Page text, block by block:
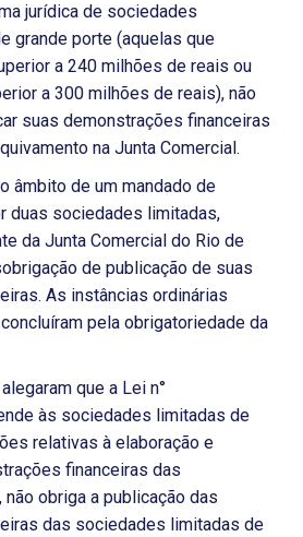
jurídica de sociedades
grande porte (aquelas que
a 240 milhões de reais ou
a 300 milhões de reais), não
suas demonstrações financeiras
na Junta Comercial.
âmbito de um mandado de
duas sociedades limitadas,
da Junta Comercial do Rio de
de publicação de suas
As instâncias ordinárias
pela obrigatoriedade da
que a Lei n°
às sociedades limitadas de
relativas à elaboração e
financeiras das
obriga a publicação das
das sociedades limitadas de